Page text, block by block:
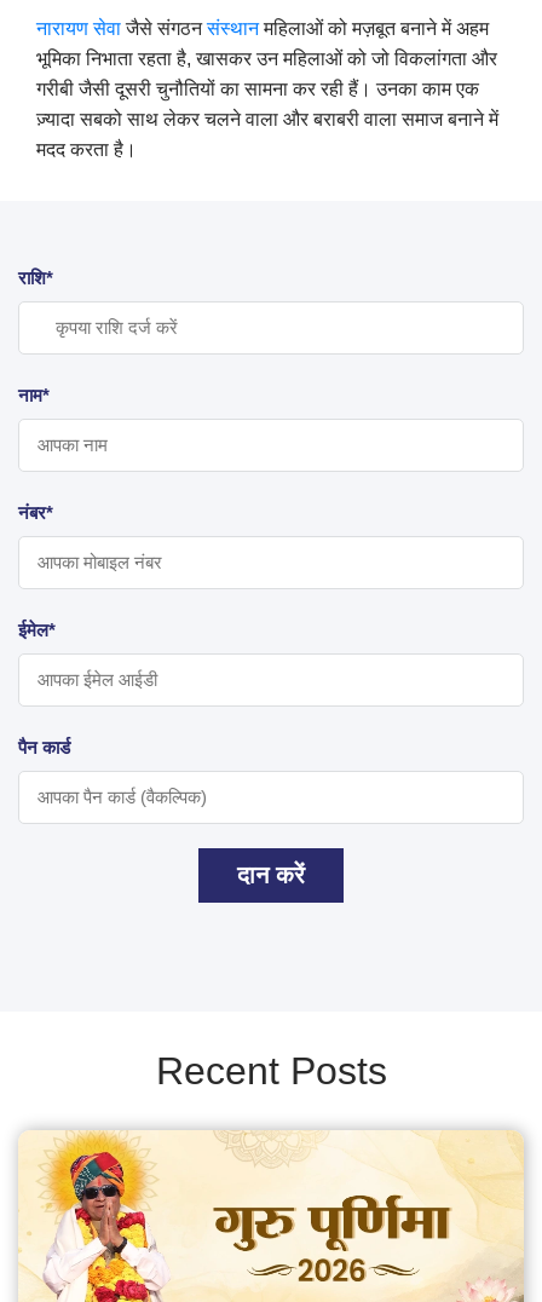
नारायणसेवाजैसे संगठनसंस्थानमहिलाओं को मज़बूत बनाने में अहम
भूमिका निभाता रहता है, खासकर उन महिलाओं को जो विकलांगता और
गरीबी जैसी दूसरी चुनौतियों का सामना कर रही हैं। उनका काम एक
ज़्यादा सबको साथ लेकर चलने वाला और बराबरी वाला समाज बनाने में
मदद करता है।
राशि*
नाम*
नंबर*
ईमेल*
पैन कार्ड
दान करें
Recent Posts